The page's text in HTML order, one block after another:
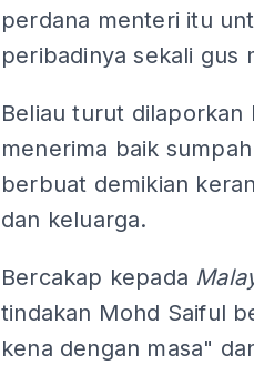
perdana menteri itu
peribadinya sekali gus
Beliau turut dilaporkan
menerima baik
berbuat demikian
dan keluarga.
Bercakap kepada
tindakan Mohd Saiful
kena dengan masa"